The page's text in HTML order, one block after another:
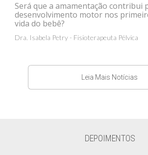
Será que a amamentação contribui
desenvolvimento motor nos
vida do bebê?
Dra. Isabela Petry - Fisioterapeuta Pélvica
Leia Mais Notícias
DEPOIMENTOS